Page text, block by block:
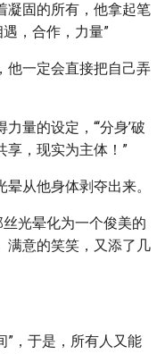
凝固的所有，他拿起笔
遇，合作，力量”
他一定会直接把自己弄
量的设定，“‘分身’破
享，现实为主体！”
从他身体剥夺出来。
光晕化为一个俊美的
满意的笑笑，又添了几
”，于是，所有人又能